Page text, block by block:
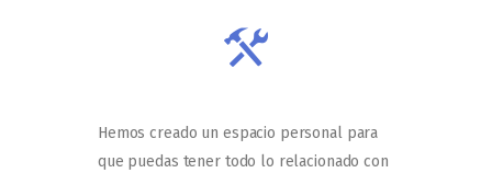
Hemos creado un espacio personal para
que puedas tener todo lo relacionado con